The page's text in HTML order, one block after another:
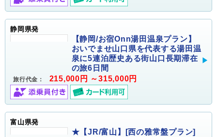
静岡県発
【静岡/お宿Onn湯田温泉プラン】
おいでませ山口県を代表する湯田温
泉に5連泊歴史ある街山口長期滞在
の旅6日間
旅行代金： 215,000円 ～315,000円
富山県発
★【JR/富山】[西の雅常盤プラン]